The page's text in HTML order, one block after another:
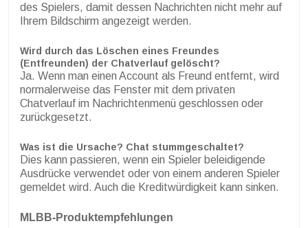
des Spielers, damit dessen Nachrichten nicht mehr auf
Ihrem Bildschirm angezeigt werden.
Wird durch das Löschen eines Freundes
(Entfreunden) der Chatverlauf gelöscht?
Ja. Wenn man einen Account als Freund entfernt, wird
normalerweise das Fenster mit dem privaten
Chatverlauf im Nachrichtenmenü geschlossen oder
zurückgesetzt.
Was ist die Ursache? Chat stummgeschaltet?
Dies kann passieren, wenn ein Spieler beleidigende
Ausdrücke verwendet oder von einem anderen Spieler
gemeldet wird. Auch die Kreditwürdigkeit kann sinken.
MLBB-Produktempfehlungen